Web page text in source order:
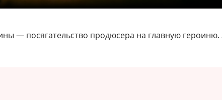
— посягательство продюсера на главную героиню.